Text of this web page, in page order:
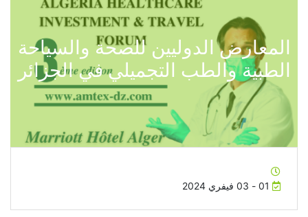
المعارض الدوليين للصحة والسياحة
الطبية والطب التجميلي في الجزائر
01 - 03 فيفري 2024